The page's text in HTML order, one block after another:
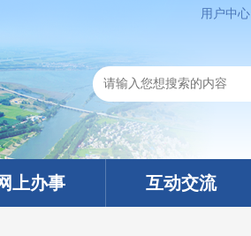
用户中心
上办事 互动交流